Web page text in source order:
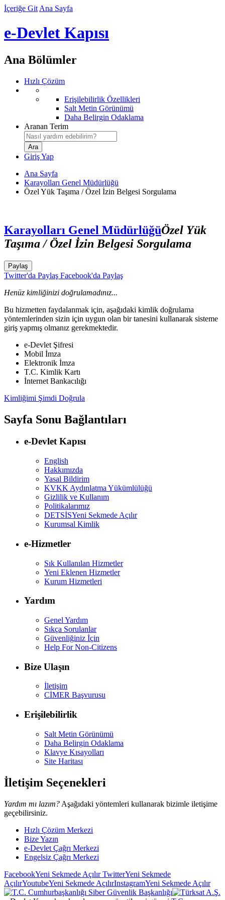
İçeriğe Git Ana Sayfa
e-Devlet Kapısı
Ana Bölümler
Hızlı Çözüm
Erişilebilirlik Özellikleri
Salt Metin Görünümü
Daha Belirgin Odaklama
Aranan Terim
Giriş Yap
Ana Sayfa
Karayolları Genel Müdürlüğü
Özel Yük Taşıma / Özel İzin Belgesi Sorgulama
Karayolları Genel MüdürlüğüÖzel Yük
Taşıma / Özel İzin Belgesi Sorgulama
Paylaş
Twitter'da Paylaş Facebook'da Paylaş
Henüz kimliğinizi doğrulamadınız...
Bu hizmetten faydalanmak için, aşağıdaki kimlik doğrulama
yöntemlerinden sizin için uygun olan bir tanesini kullanarak sisteme
giriş yapmış olmanız gerekmektedir.
e-Devlet Şifresi
Mobil İmza
Elektronik İmza
T.C. Kimlik Kartı
İnternet Bankacılığı
Kimliğimi Şimdi Doğrula
Sayfa Sonu Bağlantıları
e-Devlet Kapısı
English
Hakkımızda
Yasal Bildirim
KVKK Aydınlatma Yükümlülüğü
Gizlilik ve Kullanım
Politikalarımız
DETSİSYeni Sekmede Açılır
Kurumsal Kimlik
e-Hizmetler
Sık Kullanılan Hizmetler
Yeni Eklenen Hizmetler
Kurum Hizmetleri
Yardım
Genel Yardım
Sıkça Sorulanlar
Güvenliğiniz İçin
Help For Non-Citizens
Bize Ulaşın
İletişim
CİMER Başvurusu
Erişilebilirlik
Salt Metin Görünümü
Daha Belirgin Odaklama
Klavye Kısayolları
Site Haritası
İletişim Seçenekleri
Yardım mı lazım? Aşağıdaki yöntemleri kullanarak bizimle iletişime
geçebilirsiniz.
Hızlı Çözüm Merkezi
Bize Yazın
e-Devlet Çağrı Merkezi
Engelsiz Çağrı Merkezi
FacebookYeni Sekmede AçılırTwitterYeni Sekmede
AçılırYoutubeYeni Sekmede AçılırInstagramYeni Sekmede Açılır